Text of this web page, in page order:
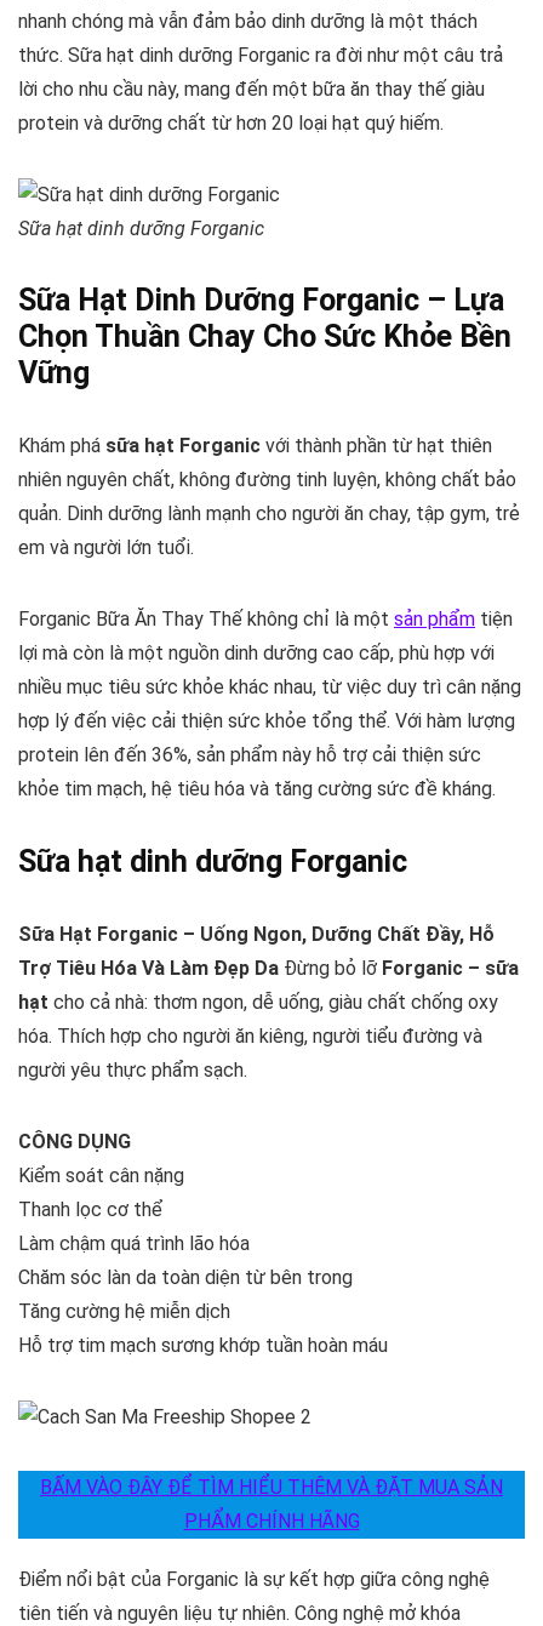
nhanh chóng mà vẫn đảm bảo dinh dưỡng là một thách
thức. Sữa hạt dinh dưỡng Forganic ra đời như một câu trả
lời cho nhu cầu này, mang đến một bữa ăn thay thế giàu
protein và dưỡng chất từ hơn 20 loại hạt quý hiếm.
Sữa hạt dinh dưỡng Forganic
Sữa Hạt Dinh Dưỡng Forganic – Lựa
Chọn Thuần Chay Cho Sức Khỏe Bền
Vững
Khám phá sữa hạt Forganic với thành phần từ hạt thiên
nhiên nguyên chất, không đường tinh luyện, không chất bảo
quản. Dinh dưỡng lành mạnh cho người ăn chay, tập gym, trẻ
em và người lớn tuổi.
Forganic Bữa Ăn Thay Thế không chỉ là một sản phẩm tiện
lợi mà còn là một nguồn dinh dưỡng cao cấp, phù hợp với
nhiều mục tiêu sức khỏe khác nhau, từ việc duy trì cân nặng
hợp lý đến việc cải thiện sức khỏe tổng thể. Với hàm lượng
protein lên đến 36%, sản phẩm này hỗ trợ cải thiện sức
khỏe tim mạch, hệ tiêu hóa và tăng cường sức đề kháng.
Sữa hạt dinh dưỡng Forganic
Sữa Hạt Forganic – Uống Ngon, Dưỡng Chất Đầy, Hỗ
Trợ Tiêu Hóa Và Làm Đẹp Da Đừng bỏ lỡ Forganic – sữa
hạt cho cả nhà: thơm ngon, dễ uống, giàu chất chống oxy
hóa. Thích hợp cho người ăn kiêng, người tiểu đường và
người yêu thực phẩm sạch.
CÔNG DỤNG
Kiểm soát cân nặng
Thanh lọc cơ thể
Làm chậm quá trình lão hóa
Chăm sóc làn da toàn diện từ bên trong
Tăng cường hệ miễn dịch
Hỗ trợ tim mạch sương khớp tuần hoàn máu
BẤM VÀO ĐÂY ĐỂ TÌM HIỂU THÊM VÀ ĐẶT MUA SẢN
PHẨM CHÍNH HÃNG
Điểm nổi bật của Forganic là sự kết hợp giữa công nghệ
tiên tiến và nguyên liệu tự nhiên. Công nghệ mở khóa